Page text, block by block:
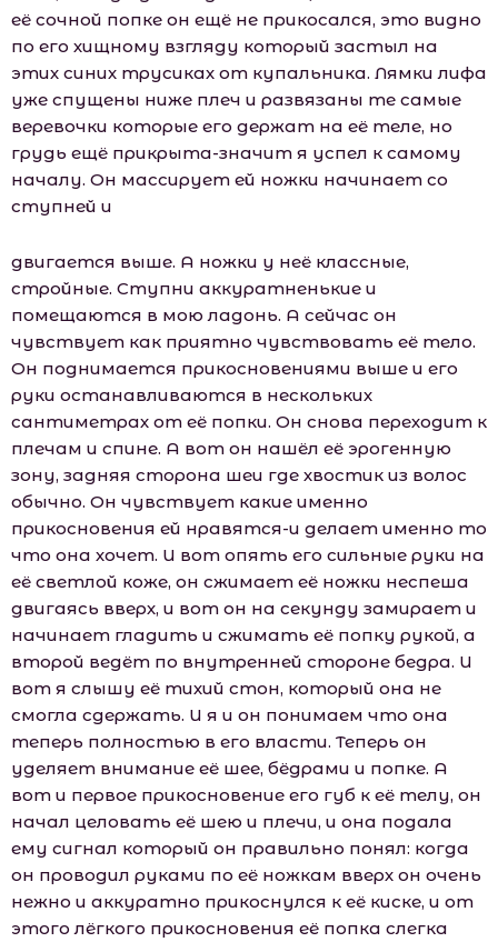
её сочной попке он ещё не прикосался, это видно
по его хищному взгляду который застыл на
этих синих трусиках от купальника. Лямки лифа
уже спущены ниже плеч и развязаны те самые
веревочки которые его держат на её теле, но
грудь ещё прикрыта-значит я успел к самому
началу. Он массирует ей ножки начинает со
ступней и
двигается выше. А ножки у неё классные,
стройные. Ступни аккуратненькие и
помещаются в мою ладонь. А сейчас он
чувствует как приятно чувствовать её тело.
Он поднимается прикосновениями выше и его
руки останавливаются в нескольких
сантиметрах от её попки. Он снова переходит к
плечам и спине. А вот он нашёл её эрогенную
зону, задняя сторона шеи где хвостик из волос
обычно. Он чувствует какие именно
прикосновения ей нравятся-и делает именно то
что она хочет. И вот опять его сильные руки на
её светлой коже, он сжимает её ножки неспеша
двигаясь вверх, и вот он на секунду замирает и
начинает гладить и сжимать её попку рукой, а
второй ведёт по внутренней стороне бедра. И
вот я слышу её тихий стон, который она не
смогла сдержать. И я и он понимаем что она
теперь полностью в его власти. Теперь он
уделяет внимание её шее, бёдрами и попке. А
вот и первое прикосновение его губ к её телу, он
начал целовать её шею и плечи, и она подала
ему сигнал который он правильно понял: когда
он проводил руками по её ножкам вверх он очень
нежно и аккуратно прикоснулся к её киске, и от
этого лёгкого прикосновения её попка слегка